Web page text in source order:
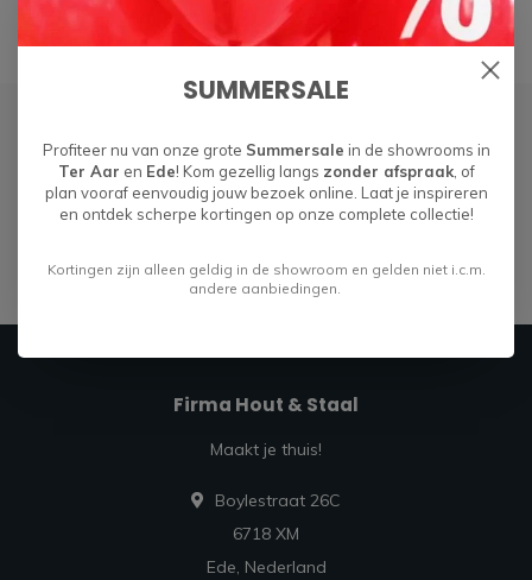
Abonneer je op onze nieuwsbrief
Blijf op de hoogte over onze laatste acties
Firma Hout & Staal
Maakt je thuis!
Boylestraat 26C
6718 XM
Ede, Nederland
SUMMERSALE
Profiteer nu van onze grote Summersale in de showrooms in
Ter Aar en Ede! Kom gezellig langs zonder afspraak, of
plan vooraf eenvoudig jouw bezoek online. Laat je inspireren
en ontdek scherpe kortingen op onze complete collectie!
Kortingen zijn alleen geldig in de showroom en gelden niet i.c.m.
andere aanbiedingen.